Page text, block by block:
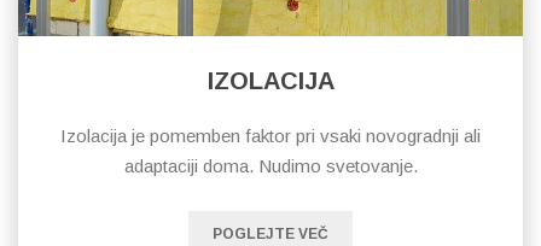
IZOLACIJA
Izolacija je pomemben faktor pri vsaki novogradnji ali
adaptaciji doma. Nudimo svetovanje.
POGLEJTE VEČ